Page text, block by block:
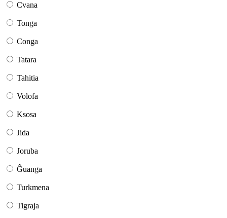
Cvana
Tonga
Conga
Tatara
Tahitia
Volofa
Ksosa
Jida
Joruba
Ĝuanga
Turkmena
Tigraja